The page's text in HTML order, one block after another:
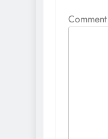
Comment